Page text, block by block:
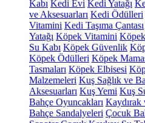
Kabı Kedi Evi Kedi Yatağı
ve Aksesuarları Kedi Ödülleri
Vitamini Kedi Taşıma Çantası
Yatağı Köpek Vitamini
Su Kabı Köpek Güvenlik
Köpek Ödülleri Köpek
Tasmaları Köpek Elbisesi
Malzemeleri Kuş Sağlık ve
Aksesuarları Kuş Yemi Kuş
Bahçe Oyuncakları Kaydırak
Bahçe Sandalyeleri Çocuk